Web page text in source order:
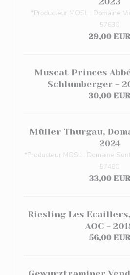
*Producteur MOSL : Domaine
57630
29,00 EUR
Muscat Princes
Schlumberger -
30,00 EUR
Müller Thurgau,
2024
*Producteur MOSL : Domaine
57480
33,00 EUR
Riesling Les
AOC -
56,00 EUR